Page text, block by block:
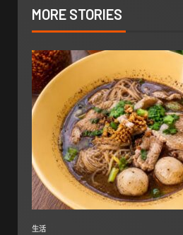
MORE STORIES
生活